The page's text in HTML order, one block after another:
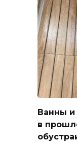
Ванны
в